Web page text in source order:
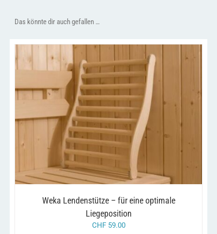
Das könnte dir auch gefallen …
IN DEN WARENKORB DETAILS
Weka Lendenstütze – für eine optimale
Liegeposition
CHF59.00